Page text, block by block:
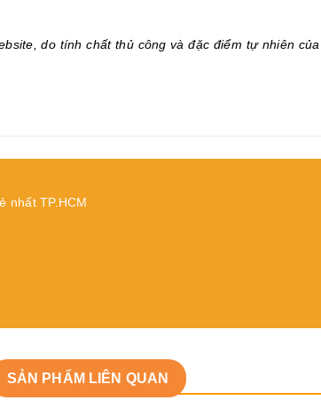
do tính chất thủ công và đặc điểm tự nhiên của
nhất TP.HCM
SẢN PHẨM LIÊN QUAN